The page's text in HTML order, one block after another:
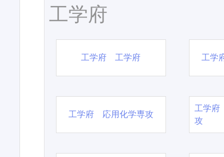
工学府
工学府 工学府 工学
工学府 応用化学専攻
工学府
攻